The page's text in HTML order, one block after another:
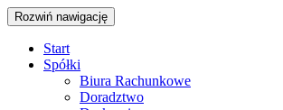
Rozwiń nawigację
Start
Spółki
Biura Rachunkowe
Doradztwo